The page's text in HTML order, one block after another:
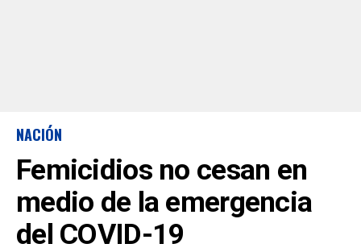
NACIÓN
Femicidios no cesan en
medio de la emergencia
del COVID-19